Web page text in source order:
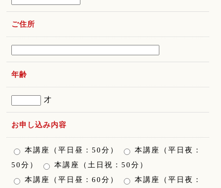
ご住所
年齢
才
お申し込み内容
本講座（平日昼：50分）
本講座（平日夜：
50分）
本講座（土日祝：50分）
本講座（平日昼：60分）
本講座（平日夜：